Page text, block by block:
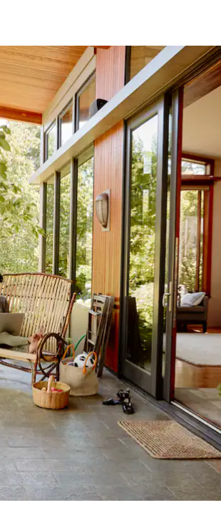
því að snerta eða strjúka.